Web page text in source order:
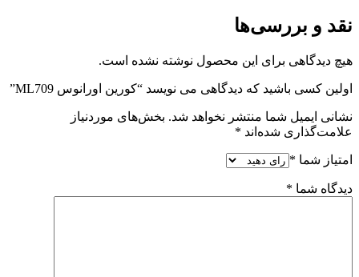
نقد و بررسی‌ها
هیچ دیدگاهی برای این محصول نوشته نشده است.
اولین کسی باشید که دیدگاهی می نویسد “کورین اورانوس ML709”
نشانی ایمیل شما منتشر نخواهد شد. بخش‌های موردنیاز
علامت‌گذاری شده‌اند *
امتیاز شما *
دیدگاه شما *